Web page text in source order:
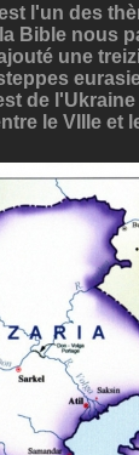
l'un des
Bible nous
une
de l'Ukraine
le VIIIe et